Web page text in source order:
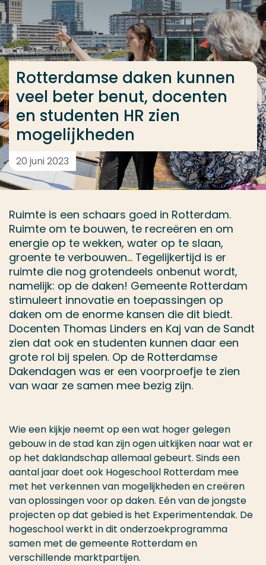
Ga direct naar de content
... > Rotterdamse daken kunnen veel beter benut,
Rotterdamse daken kunnen
veel beter benut, docenten
en studenten HR zien
mogelijkheden
20 juni 2023
Ruimte is een schaars goed in Rotterdam.
Ruimte om te bouwen, te recreëren en om
energie op te wekken, water op te slaan,
groente te verbouwen... Tegelijkertijd is er
ruimte die nog grotendeels onbenut wordt,
namelijk: op de daken! Gemeente Rotterdam
stimuleert innovatie en toepassingen op
daken om de enorme kansen die dit biedt.
Docenten Thomas Linders en Kaj van de Sandt
zien dat ook en studenten kunnen daar een
grote rol bij spelen. Op de Rotterdamse
Dakendagen was er een voorproefje te zien
van waar ze samen mee bezig zijn.
Wie een kijkje neemt op een wat hoger gelegen
gebouw in de stad kan zijn ogen uitkijken naar wat er
op het daklandschap allemaal gebeurt. Sinds een
aantal jaar doet ook Hogeschool Rotterdam mee
met het verkennen van mogelijkheden en creëren
van oplossingen voor op daken. Eén van de jongste
projecten op dat gebied is het Experimentendak. De
hogeschool werkt in dit onderzoekprogramma
samen met de gemeente Rotterdam en
verschillende marktpartijen.
Veel gezocht
Opleiding
Contact